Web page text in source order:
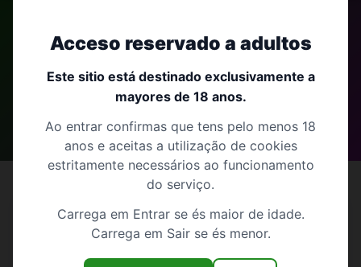
Acceso reservado a adultos
Este sitio está destinado exclusivamente a
mayores de 18 anos.
Ao entrar confirmas que tens pelo menos 18
anos e aceitas a utilização de cookies
estritamente necessários ao funcionamento
do serviço.
Carrega em Entrar se és maior de idade.
Carrega em Sair se és menor.
Encontro trans em Valongo
Encontro trans em Valongo com foco local –